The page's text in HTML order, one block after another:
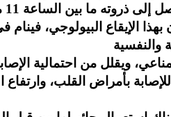
الإيقاع البيولوجي، فينام
ويقلل من احتمالية
بأمراض القلب، وارتفاع